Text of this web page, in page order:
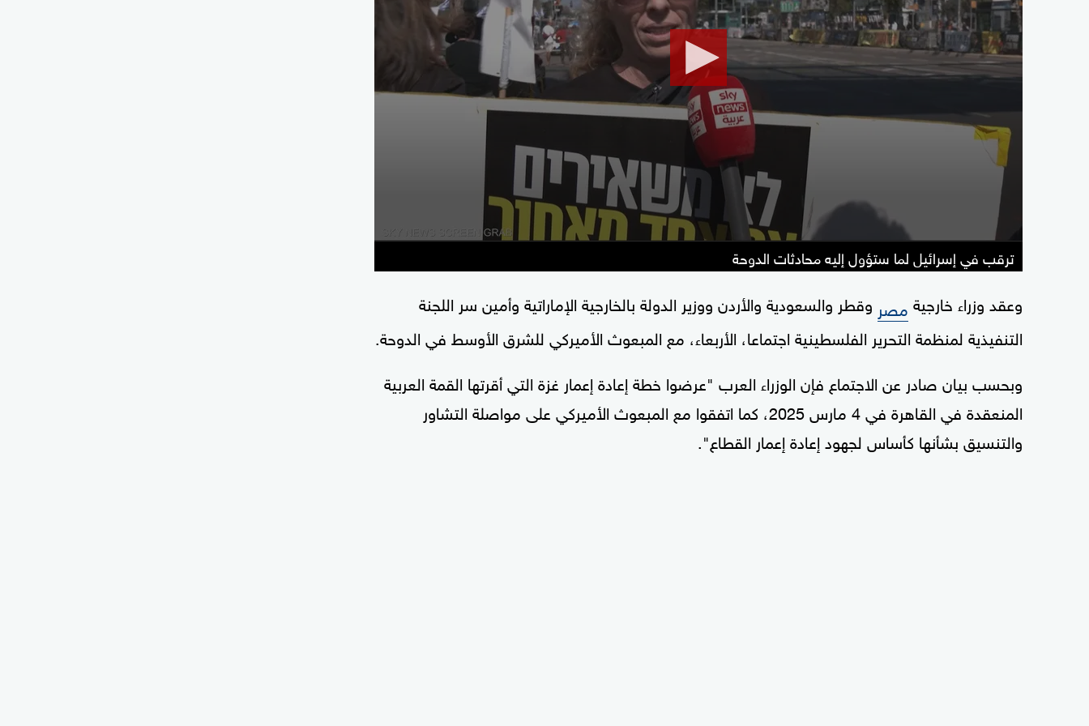
Volume
ترقب في إسرائيل لما ستؤول إليه محادثات الدوحة
وعقد وزراء خارجية مصر وقطر والسعودية والأردن ووزير الدولة بالخارجية الإماراتية وأمين سر اللجنة
التنفيذية لمنظمة التحرير الفلسطينية اجتماعا، الأربعاء، مع المبعوث الأميركي للشرق الأوسط في الدوحة.
وبحسب بيان صادر عن الاجتماع فإن الوزراء العرب "عرضوا خطة إعادة إعمار غزة التي أقرتها القمة العربية
المنعقدة في القاهرة في 4 مارس 2025، كما اتفقوا مع المبعوث الأميركي على مواصلة التشاور
والتنسيق بشأنها كأساس لجهود إعادة إعمار القطاع".